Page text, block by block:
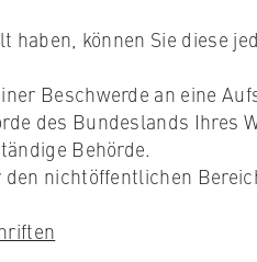
haben, können Sie diese
Beschwerde an eine
des Bundeslands Ihres
Behörde.
nichtöffentlichen